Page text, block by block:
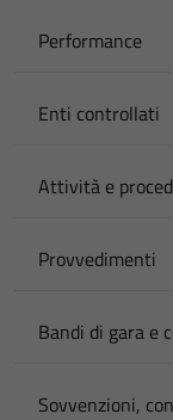
Performance
Enti controllati
Attività e
Provvedimenti
Bandi di gara e
Sovvenzioni,